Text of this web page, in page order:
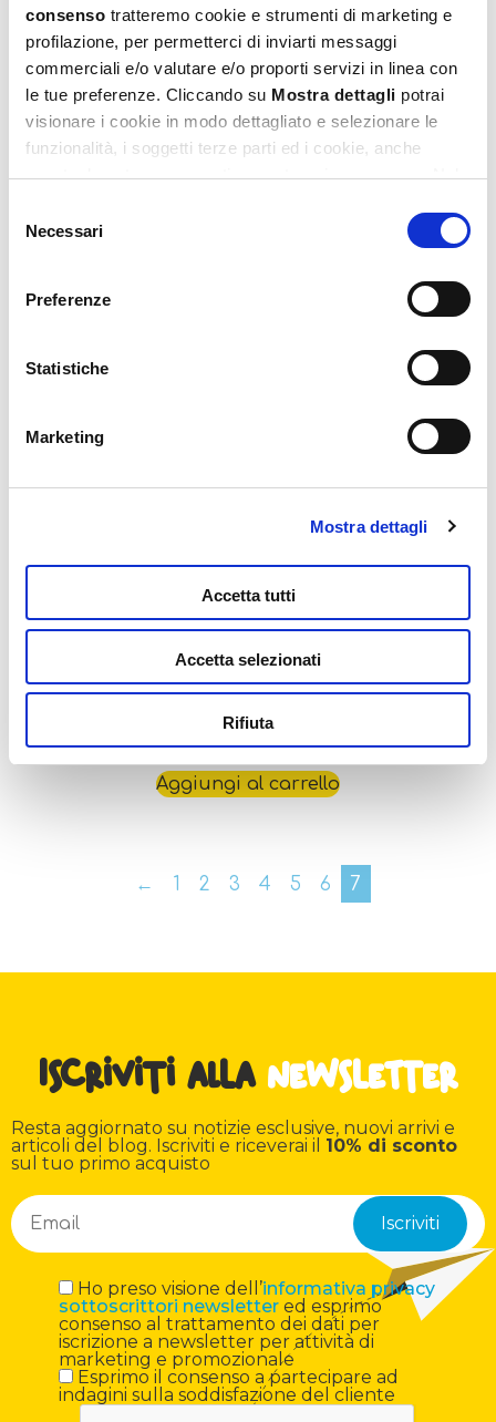
consenso tratteremo cookie e strumenti di marketing e
profilazione, per permetterci di inviarti messaggi
commerciali e/o valutare e/o proporti servizi in linea con
le tue preferenze. Cliccando su Mostra dettagli potrai
visionare i cookie in modo dettagliato e selezionare le
funzionalità, i soggetti terze parti ed i cookie, anche
eventualmente raggruppati per categorie omogenee. Nel
Privacy e Cookie Policy,
dove potrai avere maggiori
informazioni e modificare le tue scelte. Potrai verificare e
modificare i tuoi consensi anche cliccando sul simbolo
della graffetta presente su ogni pagina
delNecessari
Preferenze
Statistiche
Marketing
Mostra dettagli
Accetta tutti
Accetta selezionati
Rifiuta
Montessori Wood Baby Fairy Table Multi
Montessori Wood My Baby Pony
94,99€
Aggiungi al carrello
← 1 2 3 4 5 6 7
Iscriviti alla newsletter
Resta aggiornato su notizie esclusive, nuovi arrivi e
articoli del blog. Iscriviti e riceverai il 10% di sconto
sul tuo primo acquisto
Ho preso visione dell’informativa privacy
sottoscrittori newslettered esprimo
consenso al trattamento dei dati per
iscrizione a newsletter per attività di
marketing e promozionale
Esprimo il consenso a partecipare ad
indagini sulla soddisfazione del cliente